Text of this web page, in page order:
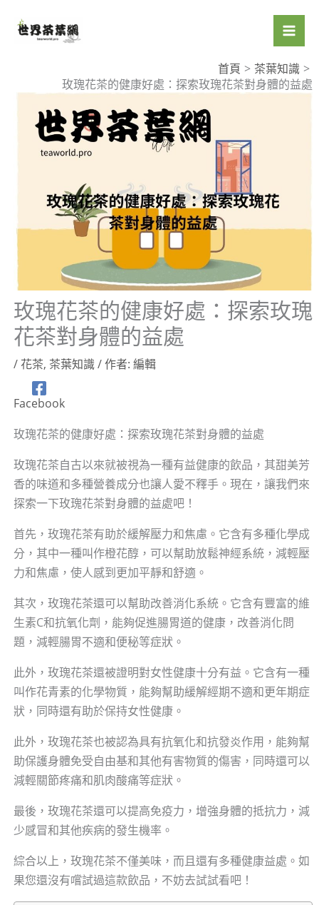
首頁
茶葉知識
玫瑰花茶的健康好處：探索玫瑰花茶對身體的益處
玫瑰花茶的健康好處：探索玫瑰
花茶對身體的益處
/花茶, 茶葉知識/ 作者: 編輯
Facebook
玫瑰花茶的健康好處：探索玫瑰花茶對身體的益處
玫瑰花茶自古以來就被視為一種有益健康的飲品，其甜美芳
香的味道和多種營養成分也讓人愛不釋手。現在，讓我們來
探索一下玫瑰花茶對身體的益處吧！
首先，玫瑰花茶有助於緩解壓力和焦慮。它含有多種化學成
分，其中一種叫作橙花醇，可以幫助放鬆神經系統，減輕壓
力和焦慮，使人感到更加平靜和舒適。
其次，玫瑰花茶還可以幫助改善消化系統。它含有豐富的維
生素C和抗氧化劑，能夠促進腸胃道的健康，改善消化問
題，減輕腸胃不適和便秘等症狀。
此外，玫瑰花茶還被證明對女性健康十分有益。它含有一種
叫作花青素的化學物質，能夠幫助緩解經期不適和更年期症
狀，同時還有助於保持女性健康。
此外，玫瑰花茶也被認為具有抗氧化和抗發炎作用，能夠幫
助保護身體免受自由基和其他有害物質的傷害，同時還可以
減輕關節疼痛和肌肉酸痛等症狀。
最後，玫瑰花茶還可以提高免疫力，增強身體的抵抗力，減
少感冒和其他疾病的發生機率。
綜合以上，玫瑰花茶不僅美味，而且還有多種健康益處。如
果您還沒有嚐試過這款飲品，不妨去試試看吧！